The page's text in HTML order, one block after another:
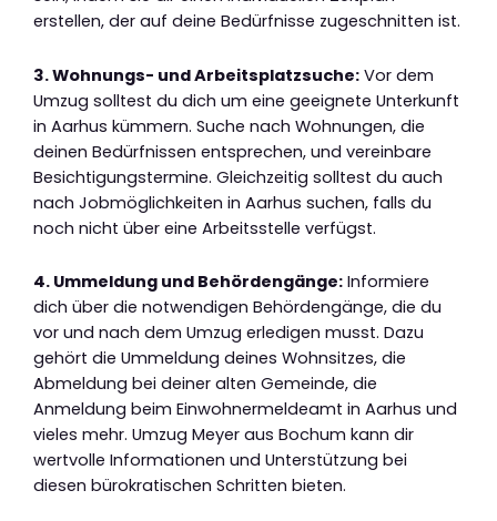
erstellen, der auf deine Bedürfnisse zugeschnitten ist.
3. Wohnungs- und Arbeitsplatzsuche: Vor dem
Umzug solltest du dich um eine geeignete Unterkunft
in Aarhus kümmern. Suche nach Wohnungen, die
deinen Bedürfnissen entsprechen, und vereinbare
Besichtigungstermine. Gleichzeitig solltest du auch
nach Jobmöglichkeiten in Aarhus suchen, falls du
noch nicht über eine Arbeitsstelle verfügst.
4. Ummeldung und Behördengänge: Informiere
dich über die notwendigen Behördengänge, die du
vor und nach dem Umzug erledigen musst. Dazu
gehört die Ummeldung deines Wohnsitzes, die
Abmeldung bei deiner alten Gemeinde, die
Anmeldung beim Einwohnermeldeamt in Aarhus und
vieles mehr. Umzug Meyer aus Bochum kann dir
wertvolle Informationen und Unterstützung bei
diesen bürokratischen Schritten bieten.